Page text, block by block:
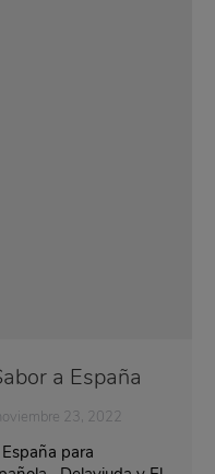
a España
23, 2022
para